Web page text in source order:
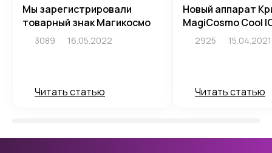
Мы зарегистрировали
товарный знак Магикосмо
3089 16.05.2022
Читать статью
Новый аппарат
MagiCosmo Cool
2925 15.04.2021
Читать статью